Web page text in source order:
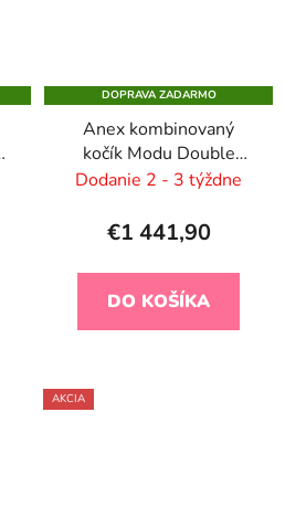
DOPRAVA ZADARMO
Anex kombinovaný
kočík Modu Double
Greeny
Dodanie 2 - 3 týždne
€1 441,90
DO KOŠÍKA
AKCIA